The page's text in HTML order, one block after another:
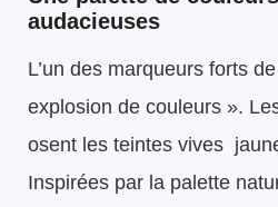
audacieuses
L’un des marqueurs forts
explosion de couleurs ».
osent les teintes vives
Inspirées par la palette